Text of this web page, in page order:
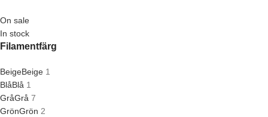
On sale
In stock
Filamentfärg
BeigeBeige 1
BlåBlå 1
GråGrå 7
GrönGrön 2